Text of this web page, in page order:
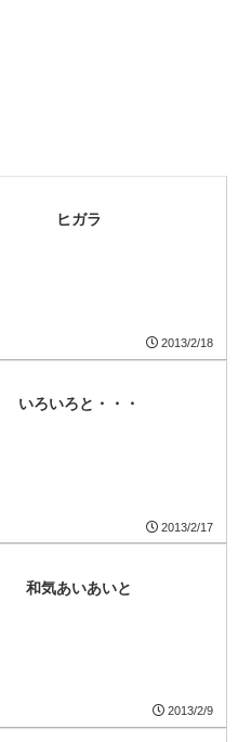
ヒガラ
2013/2/18
いろいろと・・・
2013/2/17
和気あいあいと
2013/2/9